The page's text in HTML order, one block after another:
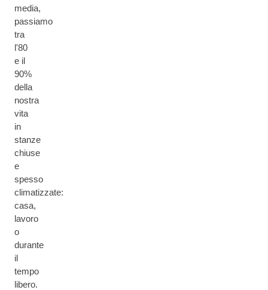
media,
passiamo
tra
l'80
e il
90%
della
nostra
vita
in
stanze
chiuse
e
spesso
climatizzate:
casa,
lavoro
o
durante
il
tempo
libero.